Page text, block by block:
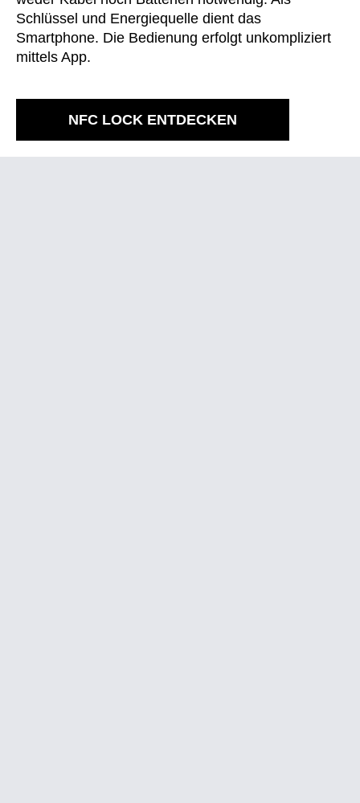
Weißrussland (BY)
Ägypten
Österreich
Schlüssel und Energiequelle dient das
Smartphone. Die Bedienung erfolgt unkompliziert
mittels App.
NFC LOCK ENTDECKEN